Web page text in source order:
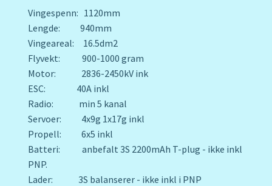
Vingespenn: 1120mm
Lengde: 940mm
Vingeareal: 16.5dm2
Flyvekt: 900-1000 gram
Motor: 2836-2450kV ink
ESC: 40A inkl
Radio: min 5 kanal
Servoer: 4x9g 1x17g inkl
Propell: 6x5 inkl
Batteri: anbefalt 3S 2200mAh T-plug - ikke inkl
PNP.
Lader: 3S balanserer - ikke inkl i PNP